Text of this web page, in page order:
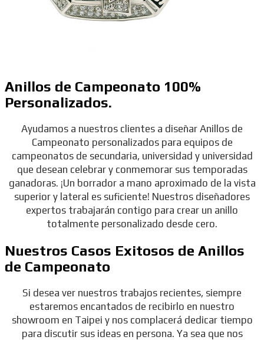
Anillos de Campeonato 100%
Personalizados.
Ayudamos a nuestros clientes a diseñar Anillos de
Campeonato personalizados para equipos de
campeonatos de secundaria, universidad y universidad
que desean celebrar y conmemorar sus temporadas
ganadoras. ¡Un borrador a mano aproximado de la vista
superior y lateral es suficiente! Nuestros diseñadores
expertos trabajarán contigo para crear un anillo
totalmente personalizado desde cero.
Nuestros Casos Exitosos de Anillos
de Campeonato
Si desea ver nuestros trabajos recientes, siempre
estaremos encantados de recibirlo en nuestro
showroom en Taipei y nos complacerá dedicar tiempo
para discutir sus ideas en persona. Ya sea que nos